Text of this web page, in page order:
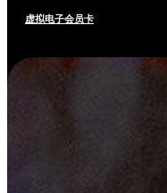
虚拟电子会员卡